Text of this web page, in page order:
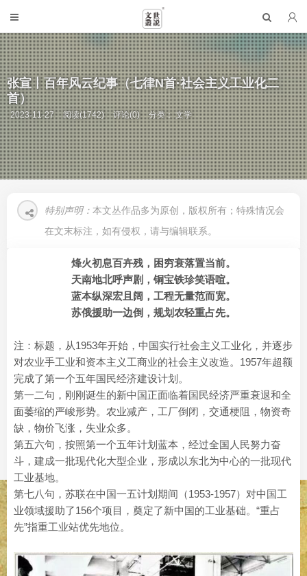
张宣丨百年风云纪事（七律N首·社会主义工业化二
首）
2023-11-27 阅读(1742) 评论(0) 分类：文学
特别声明： 本文丛作品多为原创，版权所有；特殊情况会
在文末标注，如有侵权，请与编辑联系。
烽火初息百卉残，困穷衰落置当前。
天南地北呼声剧，铜宝铁珍笑语喧。
蓝本纵深宏且阔，工程无量范而宽。
苏俄援助一边倒，规划农轻重占先。
注：标题，从1953年开始，中国实行社会主义工业化，并逐步
对农业手工业和资本主义工商业的社会主义改造。1957年超额
完成了第一个五年国民经济建设计划。
第一二句，刚刚诞生的新中国正面临着国民经济严重衰退和全
面萎缩的严峻形势。农业减产，工厂倒闭，交通梗阻，物资奇
缺，物价飞涨，失业众多。
第五六句，按照第一个五年计划蓝本，经过全国人民努力奋
斗，建成一批现代化大型企业，形成以东北为中心的一批现代
工业基地。
第七八句，苏联在中国一五计划期间（1953-1957）对中国工
业领域援助了156个项目，奠定了新中国的工业基础。“重占
先”指重工业站优先地位。